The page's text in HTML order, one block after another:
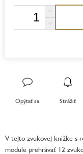
Opýtať sa Strážiť
V tejto zvukovej knižke s
module prehrávať 12